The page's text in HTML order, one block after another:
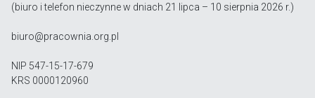
(biuro i telefon nieczynne w dniach 21 lipca – 10 sierpnia 2026 r.)
biuro@pracownia.org.pl
NIP 547-15-17-679
KRS 0000120960